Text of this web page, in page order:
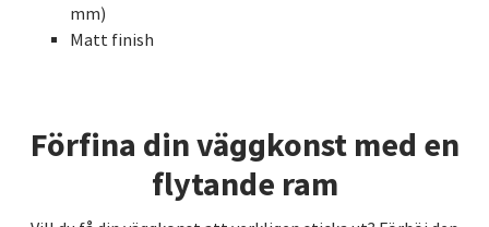
mm)
Matt finish
Förfina din väggkonst med en
flytande ram